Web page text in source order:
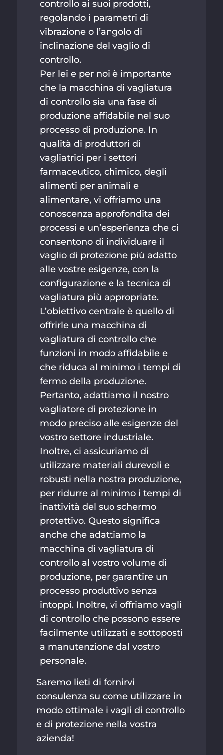
controllo ai suoi prodotti,
regolando i parametri di
vibrazione o l’angolo di
inclinazione del vaglio di
controllo.
Per lei e per noi è importante
che la macchina di vagliatura
di controllo sia una fase di
produzione affidabile nel suo
processo di produzione. In
qualità di produttori di
vagliatrici per i settori
farmaceutico, chimico, degli
alimenti per animali e
alimentare, vi offriamo una
conoscenza approfondita dei
processi e un’esperienza che ci
consentono di individuare il
vaglio di protezione più adatto
alle vostre esigenze, con la
configurazione e la tecnica di
vagliatura più appropriate.
L’obiettivo centrale è quello di
offrirle una macchina di
vagliatura di controllo che
funzioni in modo affidabile e
che riduca al minimo i tempi di
fermo della produzione.
Pertanto, adattiamo il nostro
vagliatore di protezione in
modo preciso alle esigenze del
vostro settore industriale.
Inoltre, ci assicuriamo di
utilizzare materiali durevoli e
robusti nella nostra produzione,
per ridurre al minimo i tempi di
inattività del suo schermo
protettivo. Questo significa
anche che adattiamo la
macchina di vagliatura di
controllo al vostro volume di
produzione, per garantire un
processo produttivo senza
intoppi. Inoltre, vi offriamo vagli
di controllo che possono essere
facilmente utilizzati e sottoposti
a manutenzione dal vostro
personale.
Saremo lieti di fornirvi
consulenza su come utilizzare in
modo ottimale i vagli di controllo
e di protezione nella vostra
azienda!